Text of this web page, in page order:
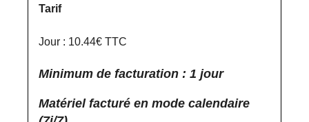
Tarif
Jour : 10.44€ TTC
Minimum de facturation : 1 jour
Matériel facturé en mode calendaire